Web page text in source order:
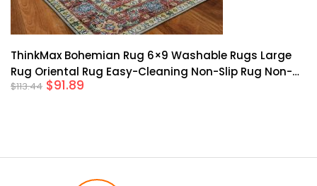
ThinkMax Bohemian Rug 6×9 Washable Rugs Large
Rug Oriental Rug Easy-Cleaning Non-Slip Rug Non-
Shedding Living Room Rug Accent Rug Medallion
$113.44 $91.89